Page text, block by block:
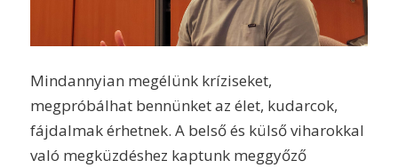
Mindannyian megélünk kríziseket,
megpróbálhat bennünket az élet, kudarcok,
fájdalmak érhetnek. A belső és külső viharokkal
való megküzdéshez kaptunk meggyőző